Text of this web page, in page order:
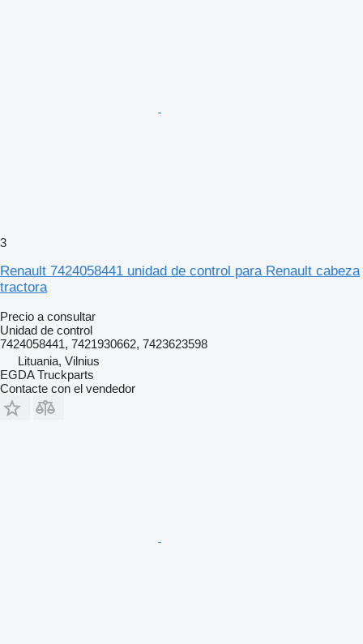
3
Renault 7424058441 unidad de control para Renault cabeza
tractora
Precio a consultar
Unidad de control
7424058441, 7421930662, 7423623598
Lituania, Vilnius
EGDA Truckparts
Contacte con el vendedor